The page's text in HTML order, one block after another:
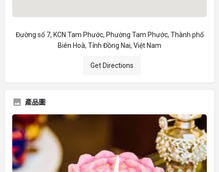
Đường số 7, KCN Tam Phước, Phường Tam Phước, Thành phố
Biên Hoà, Tỉnh Đồng Nai, Việt Nam
Get Directions
產品圖